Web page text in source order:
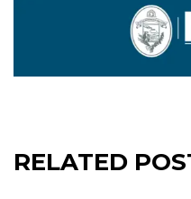
RELATED